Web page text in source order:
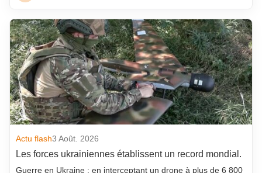
Actu flash3 Août. 2026
Les forces ukrainiennes établissent un record mondial.
Guerre en Ukraine : en interceptant un drone à plus de 6 800